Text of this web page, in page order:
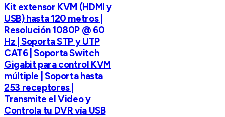
Kit extensor KVM (HDMI y
USB) hasta 120 metros |
Resolución 1080P @ 60
Hz | Soporta STP y UTP
CAT6 | Soporta Switch
Gigabit para control KVM
múltiple | Soporta hasta
253 receptores |
Transmite el Video y
Controla tu DVR vía USB